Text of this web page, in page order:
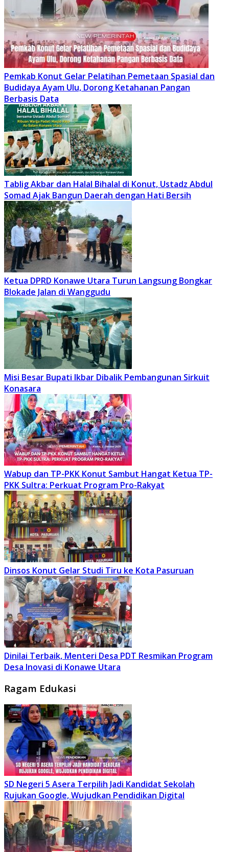
Pemkab Konut Gelar Pelatihan Pemetaan Spasial dan
Budidaya Ayam Ulu, Dorong Ketahanan Pangan
Berbasis Data
Tablig Akbar dan Halal Bihalal di Konut, Ustadz Abdul
Somad Ajak Bangun Daerah dengan Hati Bersih
Ketua DPRD Konawe Utara Turun Langsung Bongkar
Blokade Jalan di Wanggudu
Misi Besar Bupati Ikbar Dibalik Pembangunan Sirkuit
Konasara
Wabup dan TP-PKK Konut Sambut Hangat Ketua TP-
PKK Sultra: Perkuat Program Pro-Rakyat
Dinsos Konut Gelar Studi Tiru ke Kota Pasuruan
Dinilai Terbaik, Menteri Desa PDT Resmikan Program
Desa Inovasi di Konawe Utara
Ragam Edukasi
SD Negeri 5 Asera Terpilih Jadi Kandidat Sekolah
Rujukan Google, Wujudkan Pendidikan Digital